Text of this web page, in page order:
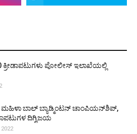
ಕ್ರೀಡಾಪಟುಗಳು ಪೋಲೀಸ್ ಇಲಾಖೆಯಲ್ಲಿ
ಬಾಲ್ ಬ್ಯಾಡ್ಮಿಂಟನ್ ಚಾಂಪಿಯನ್‌ಶಿಪ್,
ದಿಗ್ವಿಜಯ